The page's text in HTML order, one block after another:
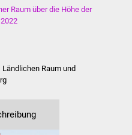
Kulturhalle
Selbsteintrag Vereine
Raum über die Höhe der
Raum und